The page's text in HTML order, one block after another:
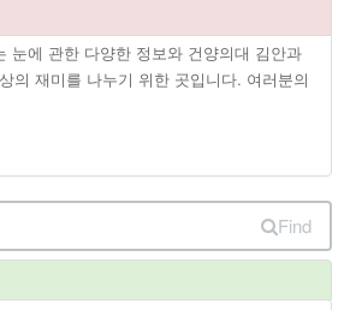
눈에 관한 다양한 정보와 건양의대 김안과
의 재미를 나누기 위한 곳입니다. 여러분의
Find